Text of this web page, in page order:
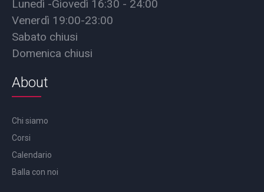
Lunedì -Giovedì 16:30 - 24:00
Venerdì 19:00-23:00
Sabato chiusi
Domenica chiusi
About
Chi siamo
Corsi
Calendario
Balla con noi